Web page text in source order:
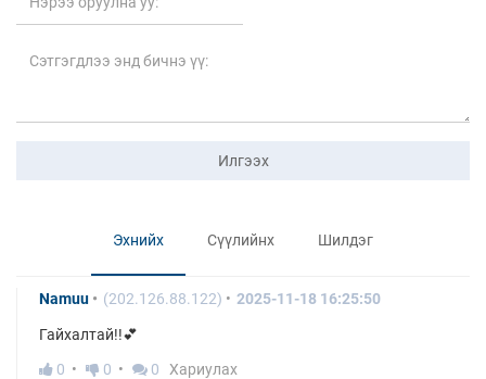
Илгээх
Эхнийх Сүүлийнх Шилдэг
Namuu (202.126.88.122) 2025-11-18 16:25:50
Гайхалтай!!💕
0
0 0 Хариулах